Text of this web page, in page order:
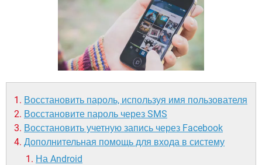
GOOGLE
ИГРЫ
ВКОНТАКТЕ
GOOGLE
Восстановить пароль, используя имя пользователя
Восстановите пароль через SMS
Восстановить учетную запись через Facebook
Дополнительная помощь для входа в систему
На Android